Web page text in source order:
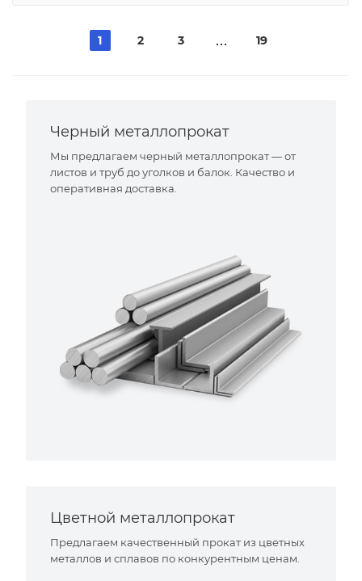
1 2 3 19
Черный металлопрокат
Мы предлагаем черный металлопрокат — от
листов и труб до уголков и балок. Качество и
оперативная доставка.
Цветной металлопрокат
Предлагаем качественный прокат из цветных
металлов и сплавов по конкурентным ценам.